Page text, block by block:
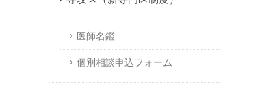
医師名鑑
個別相談申込フォーム